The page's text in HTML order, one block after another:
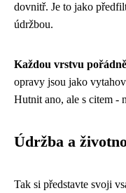
dovnitř. Je to jako
údržbou.
Každou vrstvu
opravy jsou jako
Hutnit ano, ale s citem -
Údržba a
Tak si představte svoji